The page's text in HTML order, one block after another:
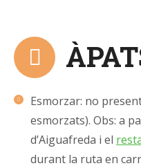
Esmorzar: no
esmorzats). Obs: a
d’Aiguafreda i el
durant la ruta en